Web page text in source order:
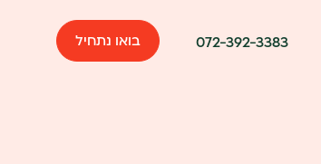
072-392-3383
בואו נתחיל